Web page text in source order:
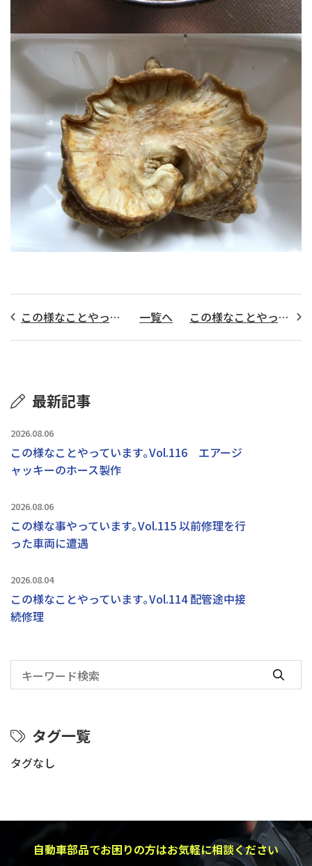
この様なことやっています｡Vol.103 ダンプ油圧ホース 一覧へ この様なことやっています｡Vol.104 道路洗浄車両のホース製作
最新記事
2026.08.06
この様なことやっています｡Vol.116 エアージ
ャッキーのホース製作
2026.08.06
この様な事やっています｡Vol.115 以前修理を行
った車両に遭遇
2026.08.04
この様なことやっています｡Vol.114 配管途中接
続修理
タグ一覧
タグなし
自動車部品でお困りの方はお気軽に相談ください